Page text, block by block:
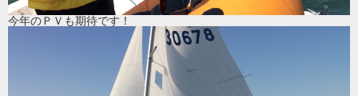
今年のＰＶも期待です！